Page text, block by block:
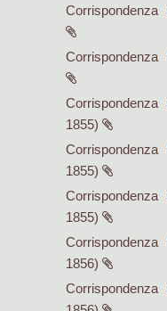
Corrispondenza
Corrispondenza
Corrispondenza
1855)
Corrispondenza
1855)
Corrispondenza
1855)
Corrispondenza
1856)
Corrispondenza